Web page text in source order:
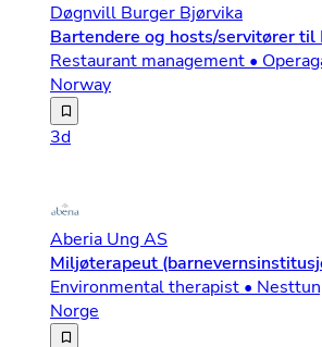
Døgnvill Burger Bjørvika
Bartendere og hosts/servitører til
Restaurant management •
Norway
Vil du jobbe på Miracle i vinter? I
3d
Aberia Ung AS
Miljøterapeut
Environmental therapist •
Norge
Aberia UNG søker etter erfaren